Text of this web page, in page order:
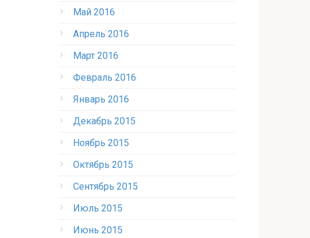
Май 2016
Апрель 2016
Март 2016
Февраль 2016
Январь 2016
Декабрь 2015
Ноябрь 2015
Октябрь 2015
Сентябрь 2015
Июль 2015
Июнь 2015